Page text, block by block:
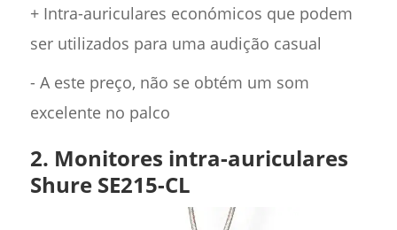
+ Intra-auriculares económicos que podem
ser utilizados para uma audição casual
- A este preço, não se obtém um som
excelente no palco
2. Monitores intra-auriculares
Shure SE215-CL